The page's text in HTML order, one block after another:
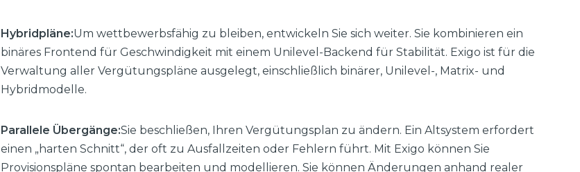
Hybridpläne:Um wettbewerbsfähig zu bleiben, entwickeln Sie sich weiter. Sie kombinieren ein
binäres Frontend für Geschwindigkeit mit einem Unilevel-Backend für Stabilität. Exigo ist für die
Verwaltung aller Vergütungspläne ausgelegt, einschließlich binärer, Unilevel-, Matrix- und
Hybridmodelle.
Parallele Übergänge:Sie beschließen, Ihren Vergütungsplan zu ändern. Ein Altsystem erfordert
einen „harten Schnitt“, der oft zu Ausfallzeiten oder Fehlern führt. Mit Exigo können Sie
Provisionspläne spontan bearbeiten und modellieren. Sie können Änderungen anhand realer